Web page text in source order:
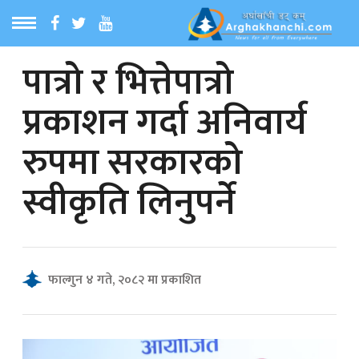
MENU
समाचार
समाचार
पात्रो र भित्तेपात्रो
प्रकाशन गर्दा अनिवार्य
रुपमा सरकारको
स्वीकृति लिनुपर्ने
फाल्गुन ४ गते, २०८२ मा प्रकाशित